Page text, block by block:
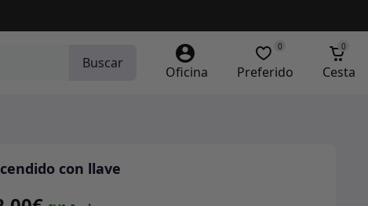
Buscar
Oficina Preferido
0
Cesta
0
con llave